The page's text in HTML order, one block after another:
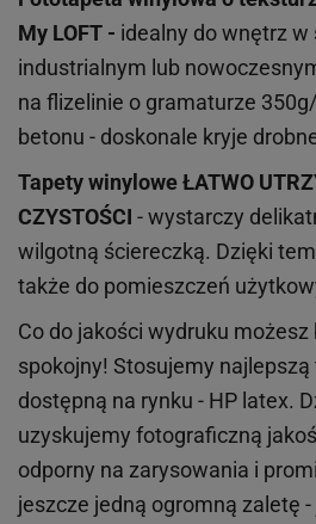
My LOFT - idealny do wnętrz w
industrialnym lub
na flizelinie o gramaturze
betonu - doskonale kryje
Tapety winyloweŁATWO
CZYSTOŚCI - wystarczy
wilgotną ściereczką. Dzięki
także do pomieszczeń
Co do jakości wydruku możesz
spokojny! Stosujemy
dostępną na rynku - HP latex.
uzyskujemy fotograficzną
odporny na zarysowania i
jeszcze jedną ogromną zaletę